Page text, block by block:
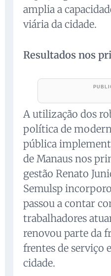
amplia a
viária da cidade.
Resultados nos
A utilização dos
política de
pública
de Manaus nos
gestão Renato
Semulsp
passou a contar
trabalhadores
renovou parte da
frentes de serviço
cidade.